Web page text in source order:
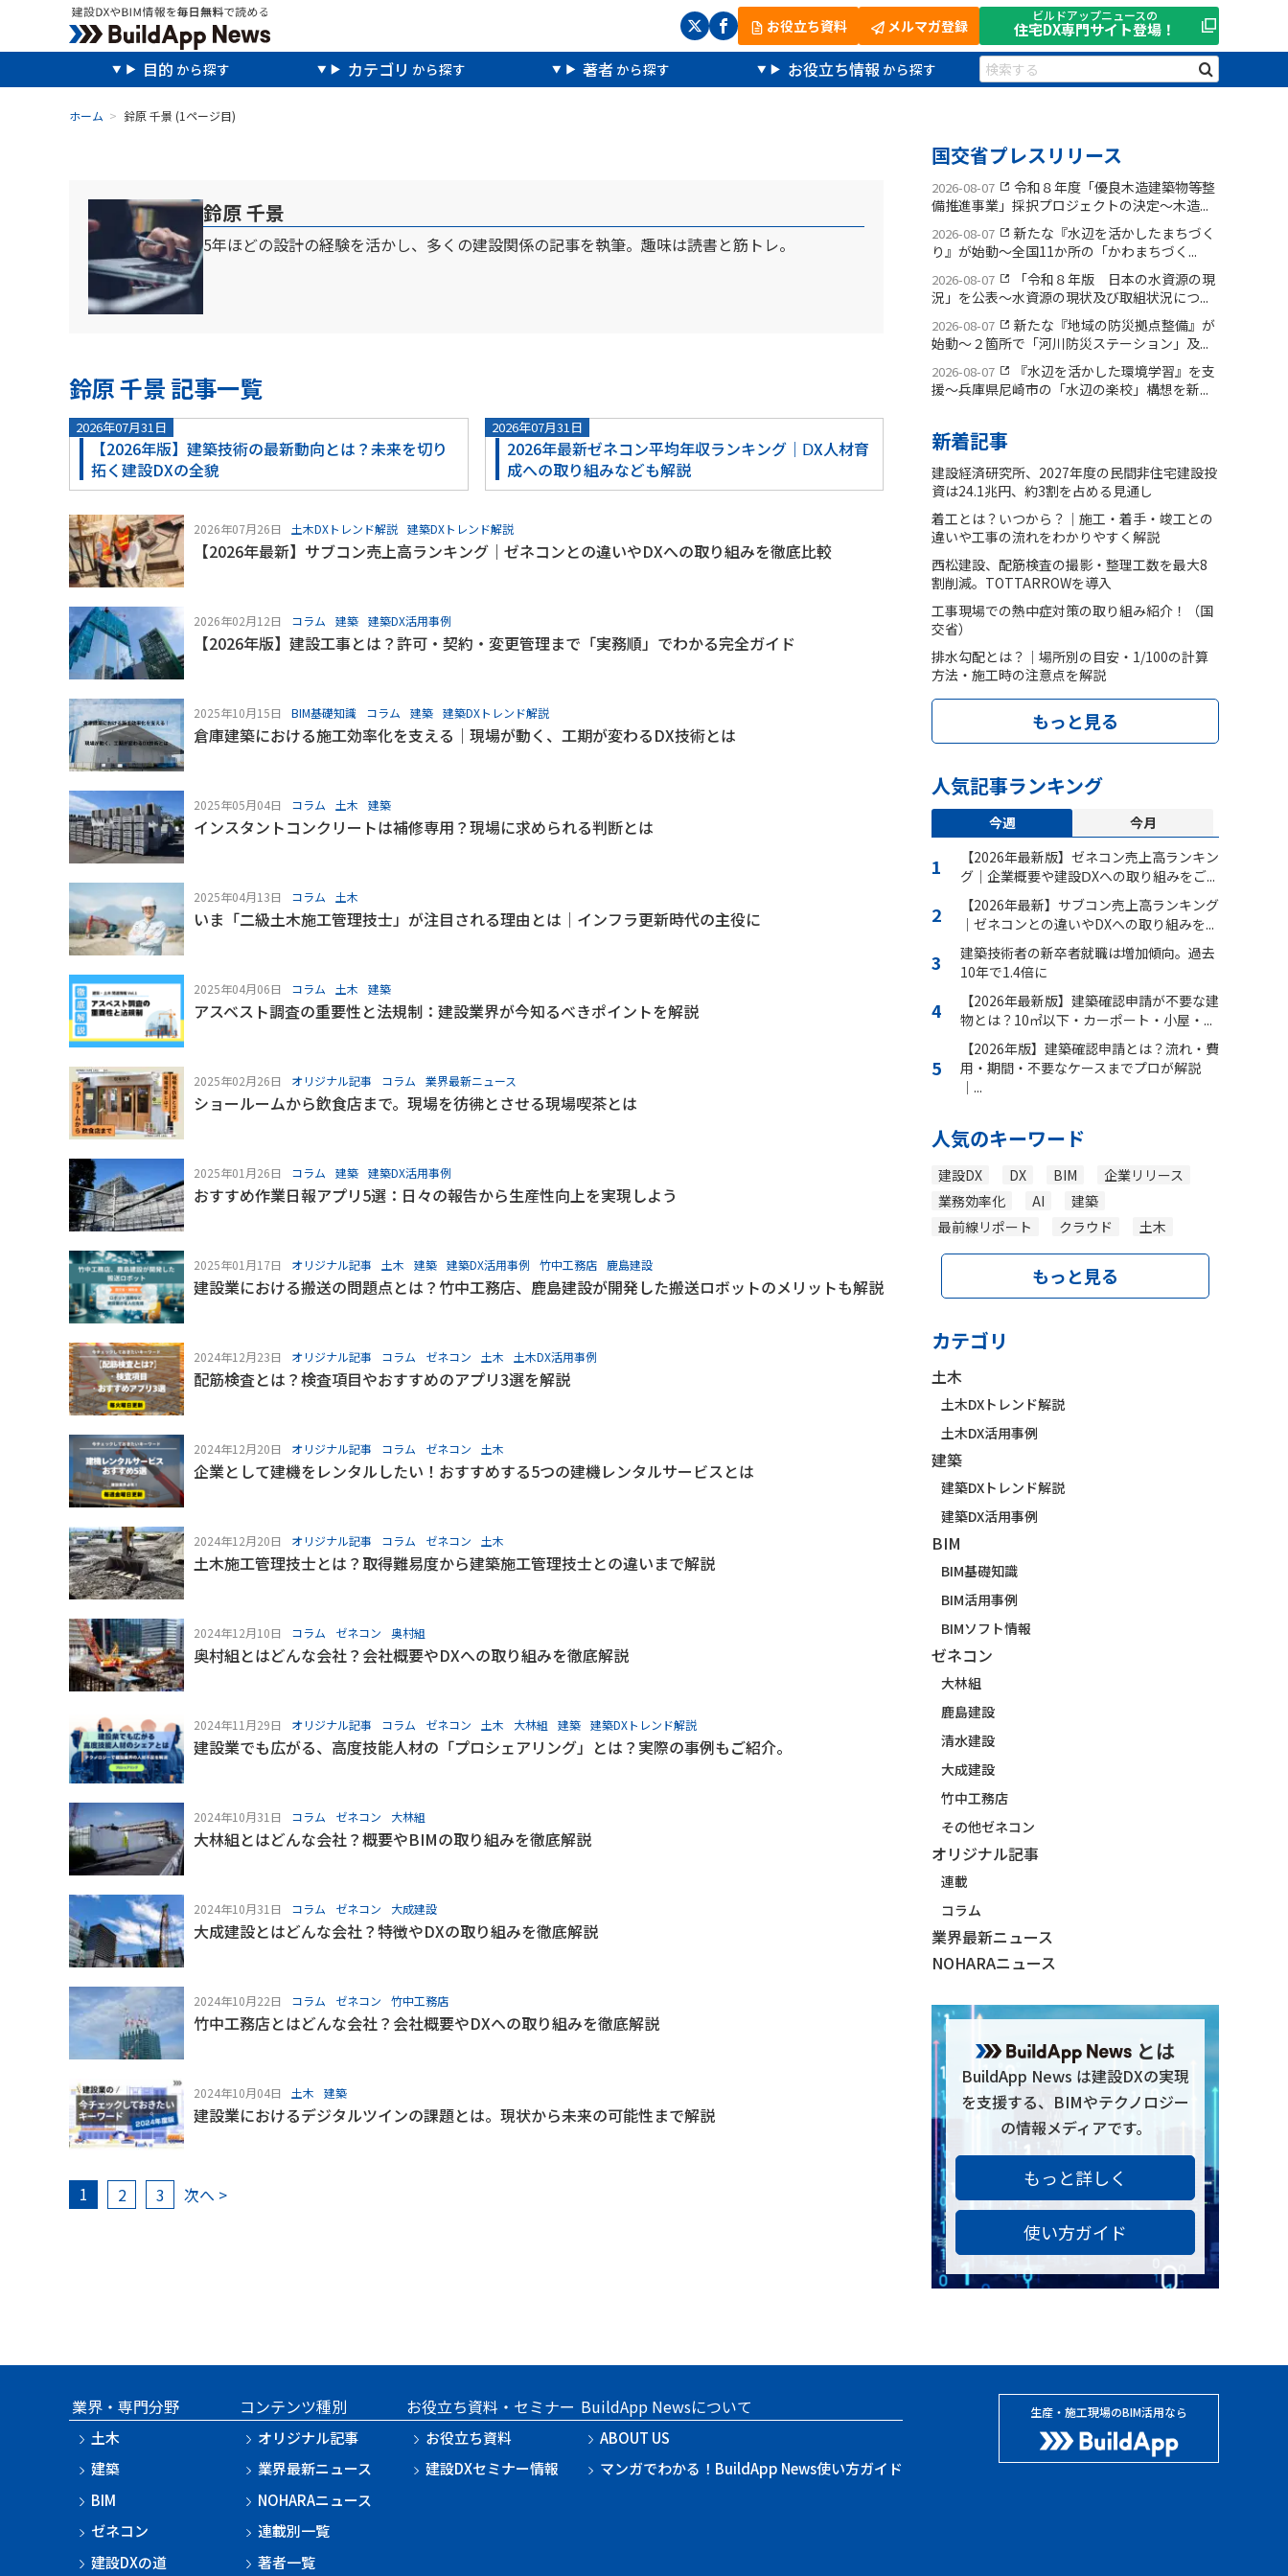
お役立ち資料 メルマガ登録
ビルドアップニュースの
住宅DX専門サイト登場！
目的 カテゴリ 著者 お役立ち情報
ホーム 鈴原 千景 (1ページ目)
鈴原 千景
5年ほどの設計の経験を活かし、多くの建設関係の記事を執筆。趣味は読書と筋トレ。
鈴原 千景 記事一覧
2026年07月31日
【2026年版】建築技術の最新動向とは？未来を切り
拓く建設DXの全貌
2026年07月31日
2026年最新ゼネコン平均年収ランキング｜ⅮX人材育
成への取り組みなども解説
2026年07月26日 土木DXトレンド解説 建築DXトレンド解説
【2026年最新】サブコン売上高ランキング｜ゼネコンとの違いやDXへの取り組みを徹底比較
2026年02月12日 コラム 建築 建築DX活用事例
【2026年版】建設工事とは？許可・契約・変更管理まで「実務順」でわかる完全ガイド
2025年10月15日 BIM基礎知識 コラム 建築 建築DXトレンド解説
倉庫建築における施工効率化を支える｜現場が動く、工期が変わるDX技術とは
2025年05月04日 コラム 土木 建築
インスタントコンクリートは補修専用？現場に求められる判断とは
2025年04月13日 コラム 土木
いま「二級土木施工管理技士」が注目される理由とは｜インフラ更新時代の主役に
2025年04月06日 コラム 土木 建築
アスベスト調査の重要性と法規制：建設業界が今知るべきポイントを解説
2025年02月26日 オリジナル記事 コラム 業界最新ニュース
ショールームから飲食店まで。現場を彷彿とさせる現場喫茶とは
2025年01月26日 コラム 建築 建築DX活用事例
おすすめ作業日報アプリ5選：日々の報告から生産性向上を実現しよう
2025年01月17日 オリジナル記事 土木 建築 建築DX活用事例 竹中工務店 鹿島建設
建設業における搬送の問題点とは？竹中工務店、鹿島建設が開発した搬送ロボットのメリットも解説
2024年12月23日 オリジナル記事 コラム ゼネコン 土木 土木DX活用事例
配筋検査とは？検査項目やおすすめのアプリ3選を解説
2024年12月20日 オリジナル記事 コラム ゼネコン 土木
企業として建機をレンタルしたい！おすすめする5つの建機レンタルサービスとは
2024年12月20日 オリジナル記事 コラム ゼネコン 土木
土木施工管理技士とは？取得難易度から建築施工管理技士との違いまで解説
2024年12月10日 コラム ゼネコン 奥村組
奥村組とはどんな会社？会社概要やDXへの取り組みを徹底解説
2024年11月29日 オリジナル記事 コラム ゼネコン 土木 大林組 建築 建築DXトレンド解説
建設業でも広がる、高度技能人材の「プロシェアリング」とは？実際の事例もご紹介。
2024年10月31日 コラム ゼネコン 大林組
大林組とはどんな会社？概要やBIMの取り組みを徹底解説
2024年10月31日 コラム ゼネコン 大成建設
大成建設とはどんな会社？特徴やDXの取り組みを徹底解説
2024年10月22日 コラム ゼネコン 竹中工務店
竹中工務店とはどんな会社？会社概要やDXへの取り組みを徹底解説
2024年10月04日 土木 建築
建設業におけるデジタルツインの課題とは。現状から未来の可能性まで解説
1 2 3 次へ >
国交省プレスリリース
2026-08-07
令和８年度「優良木造建築物等整
備推進事業」採択プロジェクトの決定〜木造...
2026-08-07
新たな『水辺を活かしたまちづく
り』が始動〜全国11か所の「かわまちづく...
2026-08-07
「令和８年版 日本の水資源の現
況」を公表〜水資源の現状及び取組状況につ...
2026-08-07
新たな『地域の防災拠点整備』が
始動〜２箇所で「河川防災ステーション」及...
2026-08-07
『水辺を活かした環境学習』を支
援〜兵庫県尼崎市の「水辺の楽校」構想を新...
新着記事
建設経済研究所、2027年度の民間非住宅建設投
資は24.1兆円、約3割を占める見通し
着工とは？いつから？｜施工・着手・竣工との
違いや工事の流れをわかりやすく解説
西松建設、配筋検査の撮影・整理工数を最大8
割削減。TOTTARROWを導入
工事現場での熱中症対策の取り組み紹介！（国
交省）
排水勾配とは？｜場所別の目安・1/100の計算
方法・施工時の注意点を解説
もっと見る
人気記事ランキング
今週
今月
【2026年最新版】ゼネコン売上高ランキン
グ｜企業概要や建設ⅮXへの取り組みをご...
【2026年最新】サブコン売上高ランキング
｜ゼネコンとの違いやDXへの取り組みを...
建築技術者の新卒者就職は増加傾向。過去
10年で1.4倍に
【2026年最新版】建築確認申請が不要な建
物とは？10㎡以下・カーポート・小屋・...
【2026年版】建築確認申請とは？流れ・費
用・期間・不要なケースまでプロが解説
｜...
人気のキーワード
建設DX DX BIM
企業リリース
業務効率化
AI
建築
最前線リポート
クラウド 土木
もっと見る
カテゴリ
土木
土木DXトレンド解説
土木DX活用事例
建築
建築DXトレンド解説
建築DX活用事例
BIM
BIM基礎知識
BIM活用事例
BIMソフト情報
ゼネコン
大林組
鹿島建設
清水建設
大成建設
竹中工務店
その他ゼネコン
オリジナル記事
連載
コラム
業界最新ニュース
NOHARAニュース
とは
BuildApp News は建設DXの実現
を支援する、BIMやテクノロジー
の情報メディアです。
もっと詳しく
使い方ガイド
業界・専門分野
土木
建築
BIM
ゼネコン
建設DXの道
コンテンツ種別
オリジナル記事
業界最新ニュース
NOHARAニュース
連載別一覧
著者一覧
お役立ち資料・セミナー
お役立ち資料
建設DXセミナー情報
BuildApp Newsについて
ABOUT US
マンガでわかる！BuildApp News使い方ガイド
生産・施工現場のBIM活用なら